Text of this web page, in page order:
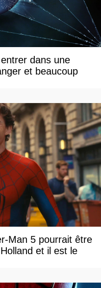
dans une
et beaucoup
Man 5 pourrait être
et il est le